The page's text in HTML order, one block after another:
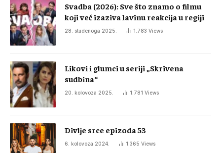
Svadba (2026): Sve što znamo o filmu
koji već izaziva lavinu reakcija u regiji
28. studenoga 2025. 1.783 Views
Likovi i glumci u seriji „Skrivena
sudbina“
20. kolovoza 2025. 1.781 Views
Divlje srce epizoda 53
6. kolovoza 2024. 1.365 Views